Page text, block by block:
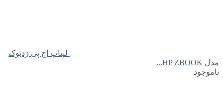
لپتاپ اچ پی زدبوک
مدل HP ZBOOK...
ناموجود